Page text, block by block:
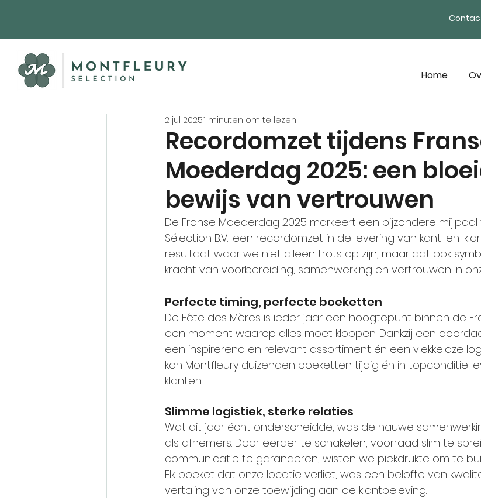
Home
Recordomzet tijdens
Moederdag 2025: een
bewijs van vertrouwen
2 jul 20251 minuten om te lezen
De Franse Moederdag 2025 markeert een bijzondere
Sélection B.V.: een recordomzet in de levering van kant-en-
resultaat waar we niet alleen trots op zijn, maar dat ook
kracht van voorbereiding, samenwerking en vertrouwen in
Perfecte timing, perfecte boeketten
De Fête des Mères is ieder jaar een hoogtepunt binnen de
een moment waarop alles moet kloppen. Dankzij een
een inspirerend en relevant assortiment én een vlekkeloze
kon Montfleury duizenden boeketten tijdig én in topconditie
klanten.
Slimme logistiek, sterke relaties
Wat dit jaar écht onderscheidde, was de nauwe
als afnemers. Door eerder te schakelen, voorraad slim te
communicatie te garanderen, wisten we piekdrukte om te
Elk boeket dat onze locatie verliet, was een belofte van
vertaling van onze toewijding aan de klantbeleving.